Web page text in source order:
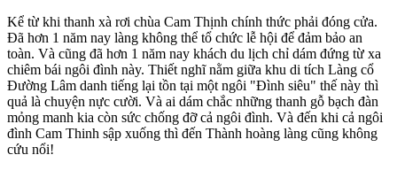
Kể từ khi thanh xà rơi chùa Cam Thịnh chính thức phải đóng cửa.
Đã hơn 1 năm nay làng không thể tổ chức lễ hội để đảm bảo an
toàn. Và cũng đã hơn 1 năm nay khách du lịch chỉ dám đứng từ xa
chiêm bái ngôi đình này. Thiết nghĩ nằm giữa khu di tích Làng cổ
Đường Lâm danh tiếng lại tồn tại một ngôi "Đình siêu" thế này thì
quả là chuyện nực cười. Và ai dám chắc những thanh gỗ bạch đàn
mỏng manh kia còn sức chống đỡ cả ngôi đình. Và đến khi cả ngôi
đình Cam Thinh sập xuống thì đến Thành hoàng làng cũng không
cứu nổi!